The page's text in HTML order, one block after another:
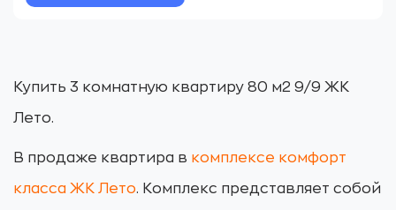
Купить 3 комнатную квартиру 80 м2 9/9 ЖК
Лето.
В продаже квартира в комплексе комфорт
класса ЖК Лето. Комплекс представляет собой